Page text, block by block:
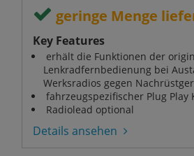
geringe Menge
Key Features
erhält die Funktionen der
Lenkradfernbedienung bei
Werksradios gegen
fahrzeugspezifischer Plug Play
Radiolead optional
Details ansehen